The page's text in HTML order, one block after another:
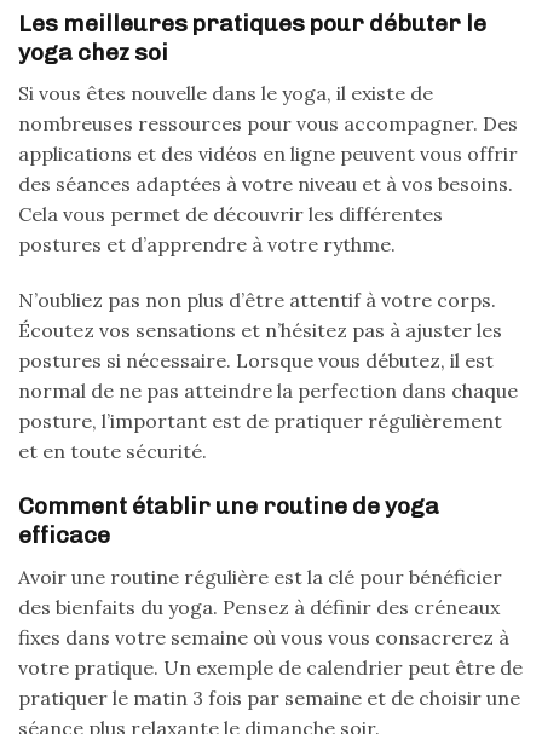
Les meilleures pratiques pour débuter le
yoga chez soi
Si vous êtes nouvelle dans le yoga, il existe de
nombreuses ressources pour vous accompagner. Des
applications et des vidéos en ligne peuvent vous offrir
des séances adaptées à votre niveau et à vos besoins.
Cela vous permet de découvrir les différentes
postures et d’apprendre à votre rythme.
N’oubliez pas non plus d’être attentif à votre corps.
Écoutez vos sensations et n’hésitez pas à ajuster les
postures si nécessaire. Lorsque vous débutez, il est
normal de ne pas atteindre la perfection dans chaque
posture, l’important est de pratiquer régulièrement
et en toute sécurité.
Comment établir une routine de yoga
efficace
Avoir une routine régulière est la clé pour bénéficier
des bienfaits du yoga. Pensez à définir des créneaux
fixes dans votre semaine où vous vous consacrerez à
votre pratique. Un exemple de calendrier peut être de
pratiquer le matin 3 fois par semaine et de choisir une
séance plus relaxante le dimanche soir.